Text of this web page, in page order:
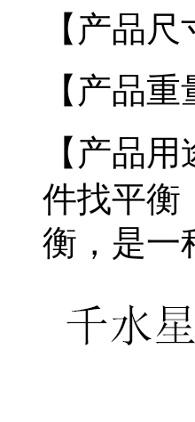
【产品
【产品
【产品用
件找平衡
衡，是一